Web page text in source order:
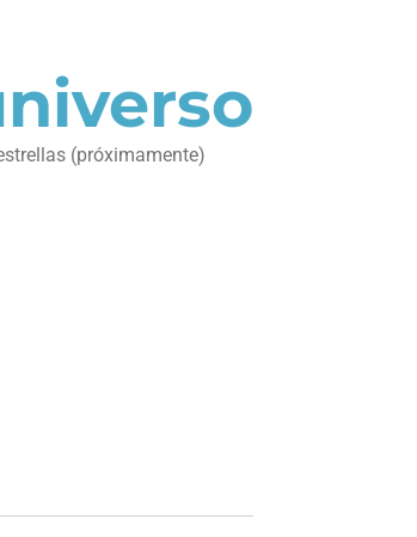
(próximamente)